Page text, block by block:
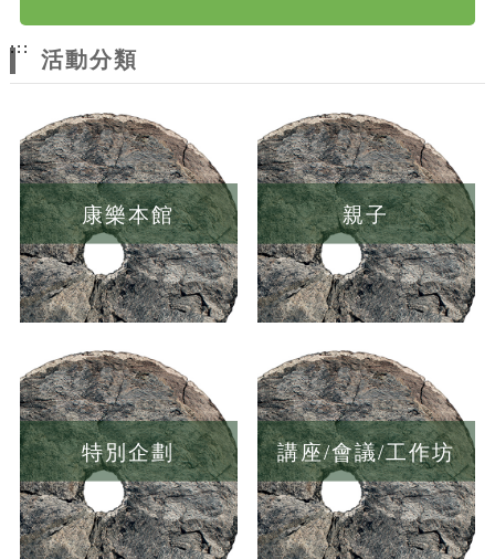
:::
活動分類
康樂本館 親子
特別企劃 講座/會議/工作坊